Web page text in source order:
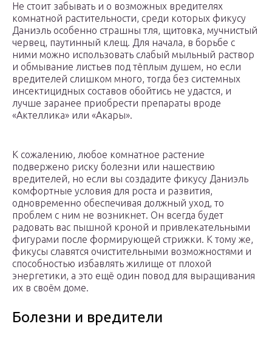
Не стоит забывать и о возможных вредителях
комнатной растительности, среди которых фикусу
Даниэль особенно страшны тля, щитовка, мучнистый
червец, паутинный клещ. Для начала, в борьбе с
ними можно использовать слабый мыльный раствор
и обмывание листьев под тёплым душем, но если
вредителей слишком много, тогда без системных
инсектицидных составов обойтись не удастся, и
лучше заранее приобрести препараты вроде
«Актеллика» или «Акары».
К сожалению, любое комнатное растение
подвержено риску болезни или нашествию
вредителей, но если вы создадите фикусу Даниэль
комфортные условия для роста и развития,
одновременно обеспечивая должный уход, то
проблем с ним не возникнет. Он всегда будет
радовать вас пышной кроной и привлекательными
фигурами после формирующей стрижки. К тому же,
фикусы славятся очистительными возможностями и
способностью избавлять жилище от плохой
энергетики, а это ещё один повод для выращивания
их в своём доме.
Болезни и вредители